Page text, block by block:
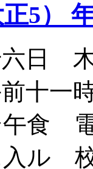
5）
日
十一
食
入ル